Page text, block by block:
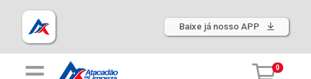
Baixe já nosso APP
0